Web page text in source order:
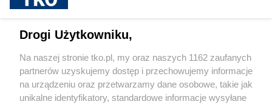
Jak rozpoznać, że soczewki kontaktowe są
Pokaż więcej
Drogi Użytkowniku,
Na naszej stronie tko.pl, my oraz naszych 1162 zaufanych
partnerów uzyskujemy dostęp i przechowujemy informacje
na urządzeniu oraz przetwarzamy dane osobowe, takie jak
unikalne identyfikatory, standardowe informacje wysyłane